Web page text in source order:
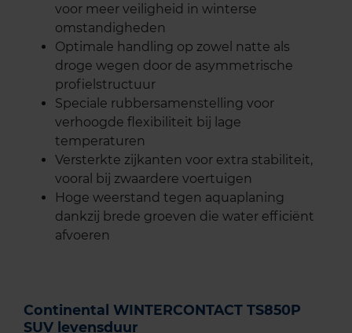
voor meer veiligheid in winterse
omstandigheden
Optimale handling op zowel natte als
droge wegen door de asymmetrische
profielstructuur
Speciale rubbersamenstelling voor
verhoogde flexibiliteit bij lage
temperaturen
Versterkte zijkanten voor extra stabiliteit,
vooral bij zwaardere voertuigen
Hoge weerstand tegen aquaplaning
dankzij brede groeven die water efficiënt
afvoeren
Continental WINTERCONTACT TS850P
SUV levensduur